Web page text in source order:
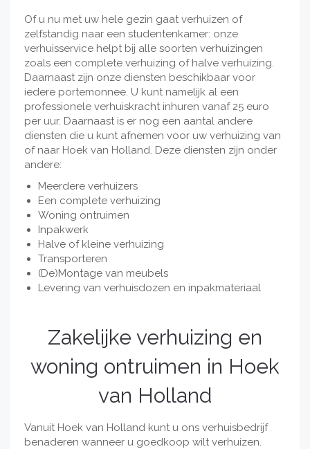
Of u nu met uw hele gezin gaat verhuizen of
zelfstandig naar een studentenkamer: onze
verhuisservice helpt bij alle soorten verhuizingen
zoals een complete verhuizing of halve verhuizing.
Daarnaast zijn onze diensten beschikbaar voor
iedere portemonnee. U kunt namelijk al een
professionele verhuiskracht inhuren vanaf 25 euro
per uur. Daarnaast is er nog een aantal andere
diensten die u kunt afnemen voor uw verhuizing van
of naar Hoek van Holland. Deze diensten zijn onder
andere:
Meerdere verhuizers
Een complete verhuizing
Woning ontruimen
Inpakwerk
Halve of kleine verhuizing
Transporteren
(De)Montage van meubels
Levering van verhuisdozen en inpakmateriaal
Zakelijke verhuizing en
woning ontruimen in Hoek
van Holland
Vanuit Hoek van Holland kunt u ons verhuisbedrijf
benaderen wanneer u goedkoop wilt verhuizen.